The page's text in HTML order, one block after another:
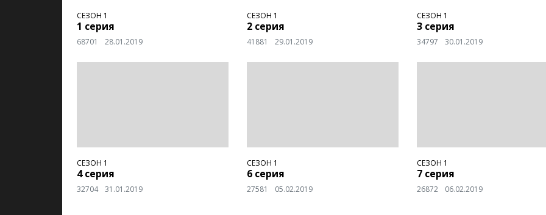
СЕЗОН 1
1 серия
68701 28.01.2019
СЕЗОН 1
2 серия
41881 29.01.2019
СЕЗОН 1
3 серия
34797 30.01.2019
СЕЗОН 1
4 серия
32704 31.01.2019
СЕЗОН 1
6 серия
27581 05.02.2019
СЕЗОН 1
7 серия
26872 06.02.2019